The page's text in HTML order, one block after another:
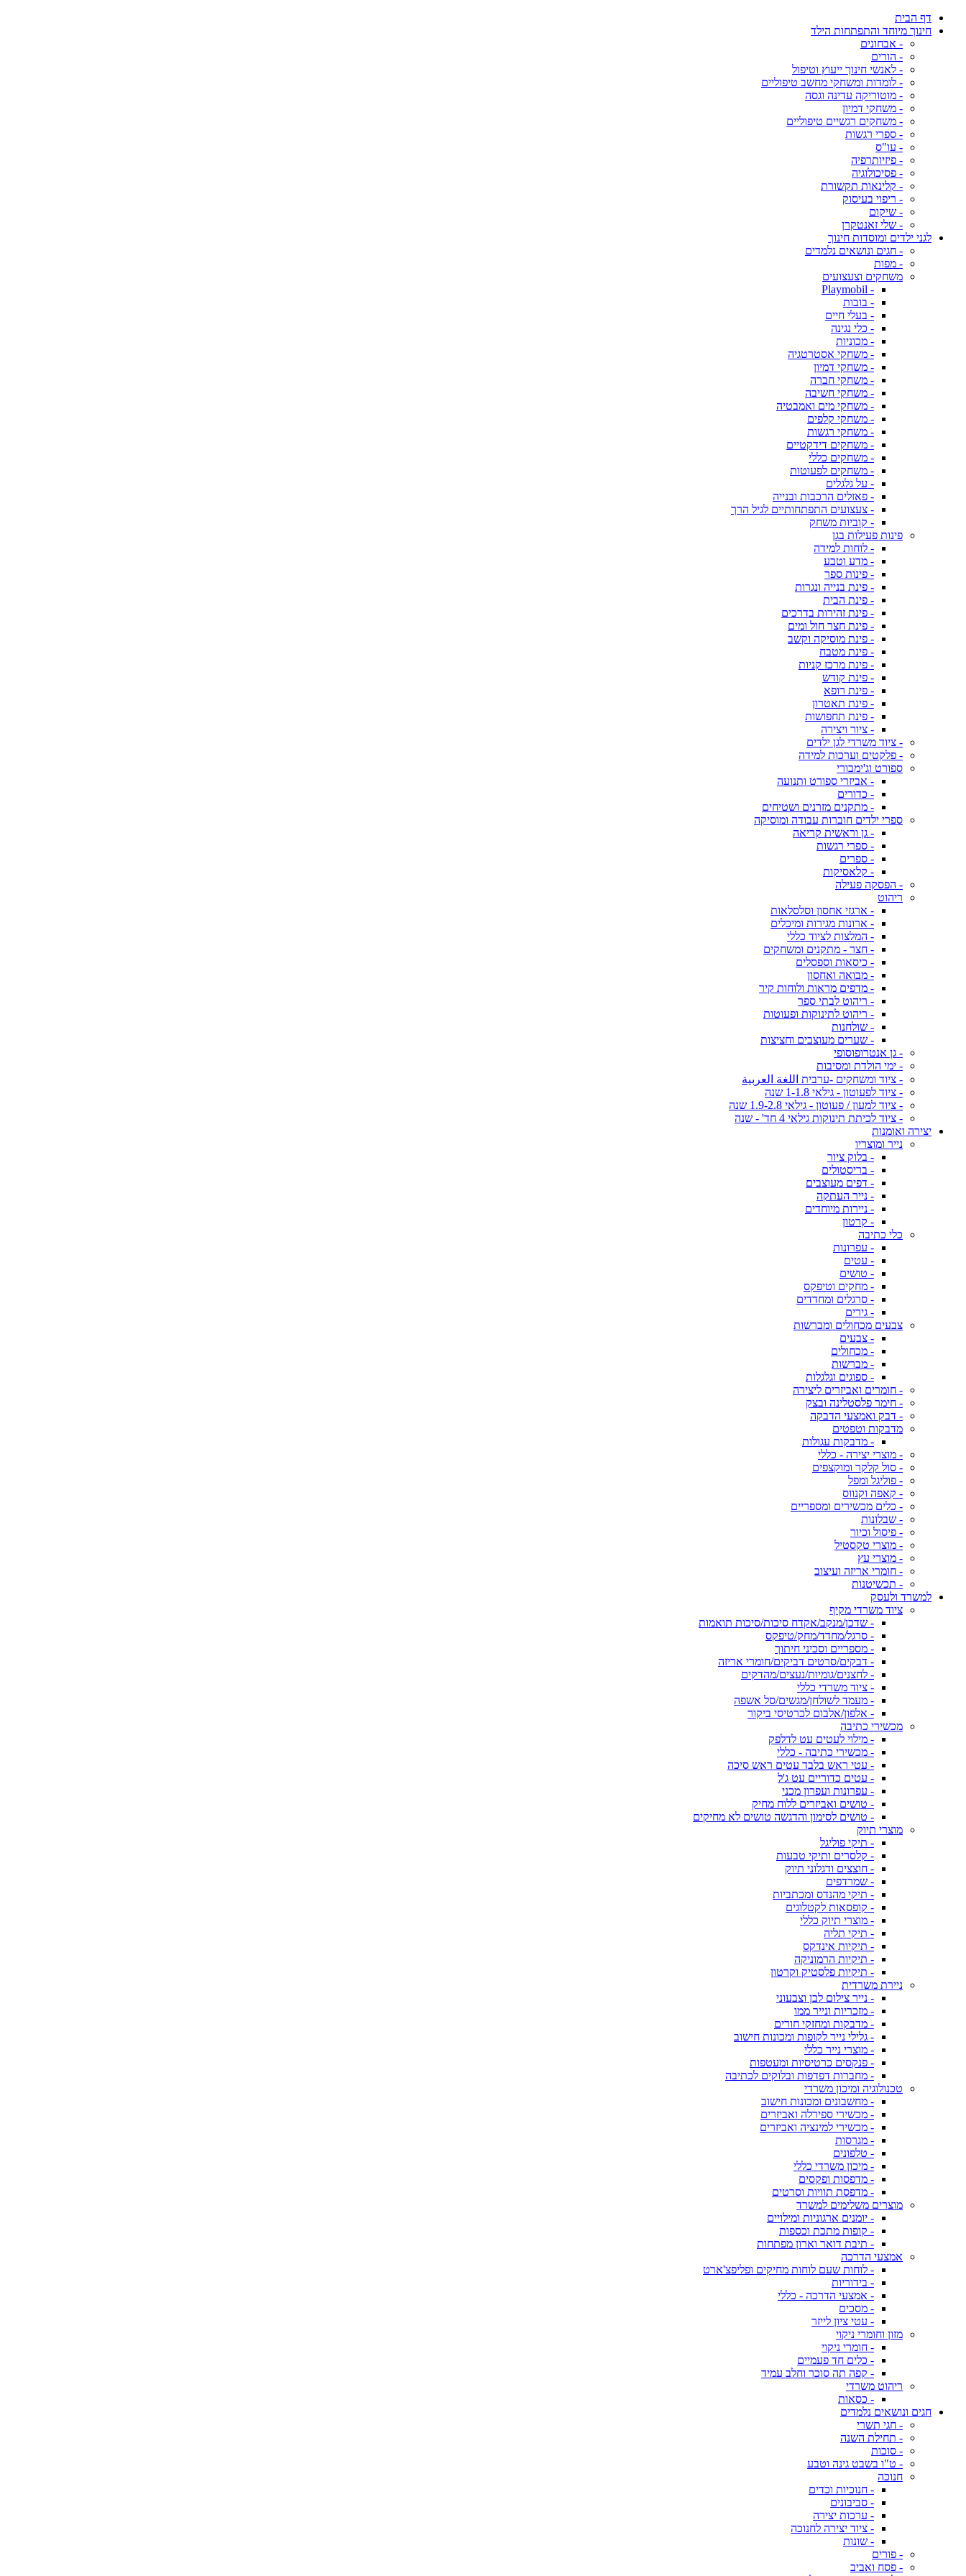
דף הבית
חינוך מיוחד והתפתחות הילד
- אבחונים
- הורים
- לאנשי חינוך ייעוץ וטיפול
- לומדות ומשחקי מחשב טיפוליים
- מוטוריקה עדינה וגסה
- משחקי דמיון
- משחקים רגשיים טיפוליים
- ספרי רגשות
- עו"ס
- פיזיותרפיה
- פסיכולוגיה
- קלינאות תקשורת
- ריפוי בעיסוק
- שיקום
- שלי זאנטקרן
לגני ילדים ומוסדות חינוך
- חגים ונושאים נלמדים
- מפות
משחקים וצעצועים
- Playmobil
- בובות
- בעלי חיים
- כלי נגינה
- מכוניות
- משחקי אסטרטגיה
- משחקי דמיון
- משחקי חברה
- משחקי חשיבה
- משחקי מים ואמבטיה
- משחקי קלפים
- משחקי רגשות
- משחקים דידקטיים
- משחקים כללי
- משחקים לפעוטות
- על גלגלים
- פאזלים הרכבות ובנייה
- צעצועים התפתחותיים לגיל הרך
- קוביות משחק
פינות פעילות בגן
- לוחות למידה
- מדע וטבע
- פינות ספר
- פינת בנייה ונגרות
- פינת הבית
- פינת זהירות בדרכים
- פינת חצר חול ומים
- פינת מוסיקה וקשב
- פינת מטבח
- פינת מרכז קניות
- פינת קודש
- פינת רופא
- פינת תאטרון
- פינת תחפושות
- ציור ויצירה
- ציוד משרדי לגן ילדים
- פלקטים וערכות למידה
ספורט וג'ימבורי
- אביזרי ספורט ותנועה
- כדורים
- מתקנים מזרנים ושטיחים
ספרי ילדים חוברות עבודה ומוסיקה
- גן וראשית קריאה
- ספרי רגשות
- ספרים
- קלאסיקות
- הפסקה פעילה
ריהוט
- ארגזי אחסון וסלסלאות
- ארונות מגירות ומיכלים
- המלצות לציוד כללי
- חצר - מתקנים ומשחקים
- כיסאות וספסלים
- מבואה ואחסון
- מדפים מראות ולוחות קיר
- ריהוט לבתי ספר
- ריהוט לתינוקות ופעוטות
- שולחנות
- שערים מעוצבים וחציצות
- גן אנטרופוסופי
- ימי הולדת ומסיבות
- ציוד ומשחקים -ערבית اللغة العربية
- ציוד לפעוטון - גילאי 1-1.8 שנה
- ציוד למעון / פעוטון - גילאי 1.9-2.8 שנה
- ציוד לכיתת תינוקות גילאי 4 חד' - שנה
יצירה ואומנות
נייר ומוצריו
- בלוק ציור
- בריסטולים
- דפים מעוצבים
- נייר העתקה
- ניירות מיוחדים
- קרטון
כלי כתיבה
- עפרונות
- עטים
- טושים
- מחקים וטיפקס
- סרגלים ומחדדים
- גירים
צבעים מכחולים ומברשות
- צבעים
- מכחולים
- מברשות
- ספוגים וגלגלות
- חומרים ואביזרים ליצירה
- חימר פלסטלינה ובצק
- דבק ואמצעי הדבקה
מדבקות וטפטים
- מדבקות עגולות
- מוצרי יצירה - כללי
- סול קלקר ומוקצפים
- פוליגל ומפל
- קאפה וקנווס
- כלים מכשירים ומספריים
- שבלונות
- פיסול וכיור
- מוצרי טקסטיל
- מוצרי עץ
- חומרי אריזה ועיצוב
- תכשיטנות
למשרד ולעסק
ציוד משרדי מקיף
- שדכן/מנקב/אקדח סיכות/סיכות תואמות
- סרגל/מחדד/מחק/טיפקס
- מספריים וסכיני חיתוך
- דבקים/סרטים דביקים/חומרי אריזה
- לחצנים/גומיות/נעצים/מהדקים
- ציוד משרדי כללי
- מעמד לשולחן/מגשים/סל אשפה
- אלפון/אלבום לכרטיסי ביקור
מכשירי כתיבה
- מילוי לעטים עט לדלפק
- מכשירי כתיבה - כללי
- עטי ראש בלבד עטים ראש סיכה
- עטים כדוריים עט ג'ל
- עפרונות ועפרון מכני
- טושים ואביזרים ללוח מחיק
- טושים לסימון והדגשה טושים לא מחיקים
מוצרי תיוק
- תיקי פוליגל
- קלסרים ותיקי טבעות
- חוצצים ודגלוני תיוק
- שמרדפים
- תיקי מהנדס ומכתביות
- קופסאות לקטלוגים
- מוצרי תיוק כללי
- תיקי תליה
- תיקיות אינדקס
- תיקיות הרמוניקה
- תיקיות פלסטיק וקרטון
ניירת משרדית
- נייר צילום לבן וצבעוני
- מזכריות ונייר ממו
- מדבקות ומחזקי חורים
- גלילי נייר לקופות ומכונות חישוב
- מוצרי נייר כללי
- פנקסים כרטיסיות ומעטפות
- מחברות דפדפות ובלוקים לכתיבה
טכנולוגיה ומיכון משרדי
- מחשבונים ומכונות חישוב
- מכשירי ספירלה ואביזרים
- מכשירי למינציה ואביזרים
- מגרסות
- טלפונים
- מיכון משרדי כללי
- מדפסות ופקסים
- מדפסת תוויות וסרטים
מוצרים משלימים למשרד
- יומנים ארגוניות ומילויים
- קופות מתכת וכספות
- תיבת דואר וארון מפתחות
אמצעי הדרכה
- לוחות שעם לוחות מחיקים ופליפצ'ארט
- בידוריות
- אמצעי הדרכה - כללי
- מסכים
- עטי ציון לייזר
מזון וחומרי ניקוי
- חומרי ניקוי
- כלים חד פעמיים
- קפה תה סוכר וחלב עמיד
ריהוט משרדי
- כסאות
חגים ונושאים נלמדים
- חגי תשרי
- תחילת השנה
- סוכות
- ט"ו בשבט גינה וטבע
חנוכה
- חנוכיות וכדים
- סביבונים
- ערכות יצירה
- ציוד יצירה לחנוכה
- שונות
- פורים
- פסח ואביב